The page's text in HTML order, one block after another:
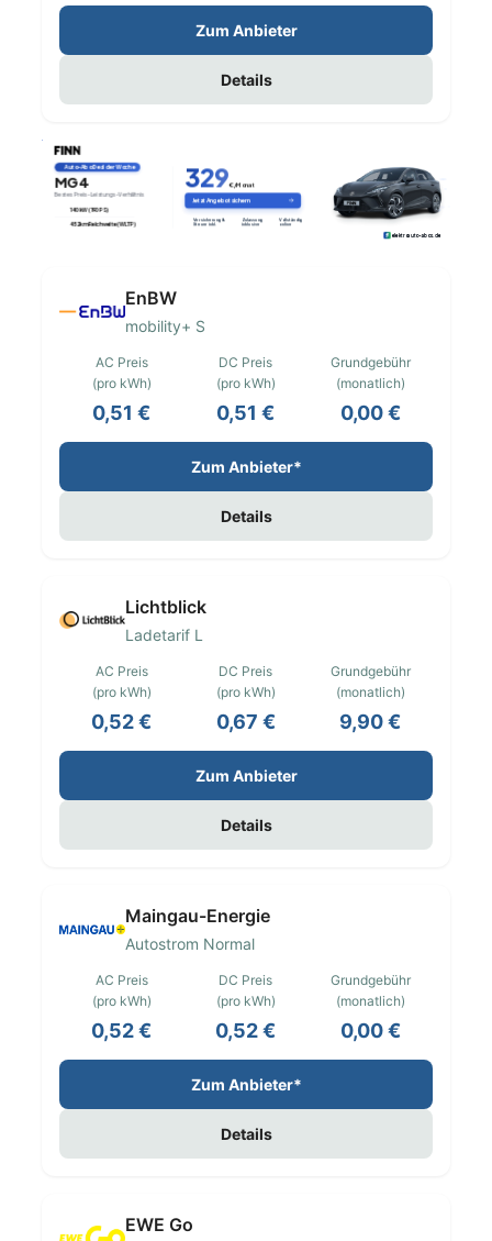
Zum Anbieter
Details
EnBW
mobility+ S
AC Preis
(pro kWh)
0,51 €
DC Preis
(pro kWh)
0,51 €
Grundgebühr
(monatlich)
0,00 €
Zum Anbieter*
Details
Lichtblick
Ladetarif L
AC Preis
(pro kWh)
0,52 €
DC Preis
(pro kWh)
0,67 €
Grundgebühr
(monatlich)
9,90 €
Zum Anbieter
Details
Maingau-Energie
Autostrom Normal
AC Preis
(pro kWh)
0,52 €
DC Preis
(pro kWh)
0,52 €
Grundgebühr
(monatlich)
0,00 €
Zum Anbieter*
Details
EWE Go